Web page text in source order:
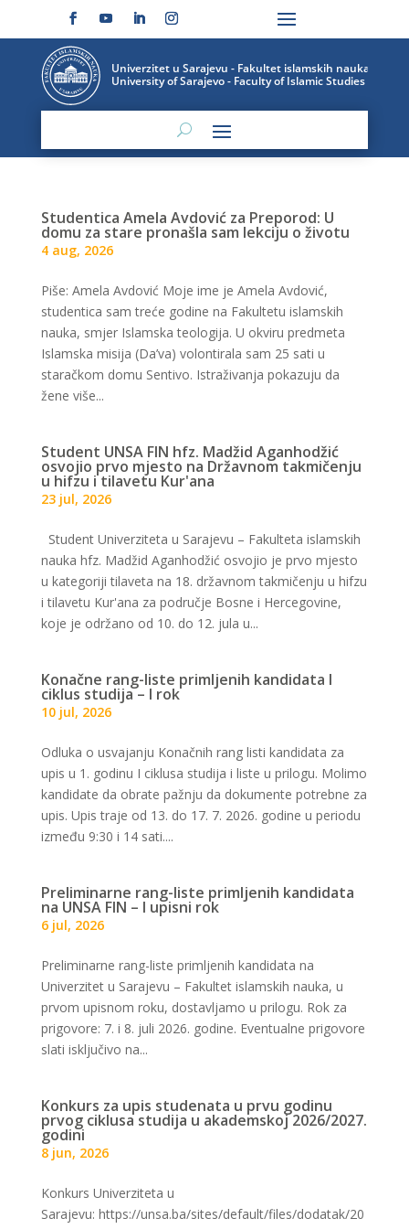
Studentica Amela Avdović za Preporod: U
domu za stare pronašla sam lekciju o životu
4 aug, 2026
Piše: Amela Avdović Moje ime je Amela Avdović,
studentica sam treće godine na Fakultetu islamskih
nauka, smjer Islamska teologija. U okviru predmeta
Islamska misija (Da’va) volontirala sam 25 sati u
staračkom domu Sentivo. Istraživanja pokazuju da
žene više...
Student UNSA FIN hfz. Madžid Aganhodžić
osvojio prvo mjesto na Državnom takmičenju
u hifzu i tilavetu Kur'ana
23 jul, 2026
Student Univerziteta u Sarajevu – Fakulteta islamskih
nauka hfz. Madžid Aganhodžić osvojio je prvo mjesto
u kategoriji tilaveta na 18. državnom takmičenju u hifzu
i tilavetu Kur'ana za područje Bosne i Hercegovine,
koje je održano od 10. do 12. jula u...
Konačne rang-liste primljenih kandidata I
ciklus studija – I rok
10 jul, 2026
Odluka o usvajanju Konačnih rang listi kandidata za
upis u 1. godinu I ciklusa studija i liste u prilogu. Molimo
kandidate da obrate pažnju da dokumente potrebne za
upis. Upis traje od 13. do 17. 7. 2026. godine u periodu
između 9:30 i 14 sati....
Preliminarne rang-liste primljenih kandidata
na UNSA FIN – I upisni rok
6 jul, 2026
Preliminarne rang-liste primljenih kandidata na
Univerzitet u Sarajevu – Fakultet islamskih nauka, u
prvom upisnom roku, dostavljamo u prilogu. Rok za
prigovore: 7. i 8. juli 2026. godine. Eventualne prigovore
slati isključivo na...
Konkurs za upis studenata u prvu godinu
prvog ciklusa studija u akademskoj 2026/2027.
godini
8 jun, 2026
Konkurs Univerziteta u
Sarajevu: https://unsa.ba/sites/default/files/dodatak/20